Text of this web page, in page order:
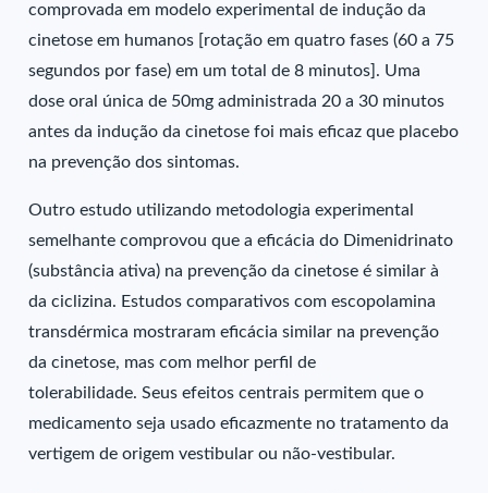
comprovada em modelo experimental de indução da
cinetose em humanos [rotação em quatro fases (60 a 75
segundos por fase) em um total de 8 minutos]. Uma
dose oral única de 50mg administrada 20 a 30 minutos
antes da indução da cinetose foi mais eficaz que placebo
na prevenção dos sintomas.
Outro estudo utilizando metodologia experimental
semelhante comprovou que a eficácia do Dimenidrinato
(substância ativa) na prevenção da cinetose é similar à
da ciclizina. Estudos comparativos com escopolamina
transdérmica mostraram eficácia similar na prevenção
da cinetose, mas com melhor perfil de
tolerabilidade. Seus efeitos centrais permitem que o
medicamento seja usado eficazmente no tratamento da
vertigem de origem vestibular ou não-vestibular.